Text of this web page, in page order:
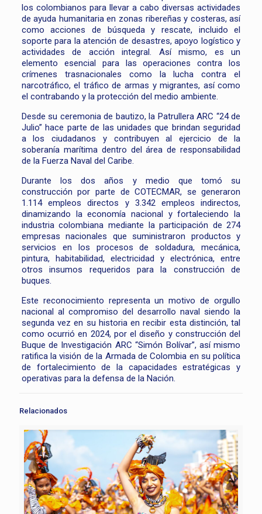
los colombianos para llevar a cabo diversas actividades
de ayuda humanitaria en zonas ribereñas y costeras, así
como acciones de búsqueda y rescate, incluido el
soporte para la atención de desastres, apoyo logístico y
actividades de acción integral. Así mismo, es un
elemento esencial para las operaciones contra los
crímenes trasnacionales como la lucha contra el
narcotráfico, el tráfico de armas y migrantes, así como
el contrabando y la protección del medio ambiente.
Desde su ceremonia de bautizo, la Patrullera ARC “24 de
Julio” hace parte de las unidades que brindan seguridad
a los ciudadanos y contribuyen al ejercicio de la
soberanía marítima dentro del área de responsabilidad
de la Fuerza Naval del Caribe.
Durante los dos años y medio que tomó su
construcción por parte de COTECMAR, se generaron
1.114 empleos directos y 3.342 empleos indirectos,
dinamizando la economía nacional y fortaleciendo la
industria colombiana mediante la participación de 274
empresas nacionales que suministraron productos y
servicios en los procesos de soldadura, mecánica,
pintura, habitabilidad, electricidad y electrónica, entre
otros insumos requeridos para la construcción de
buques.
Este reconocimiento representa un motivo de orgullo
nacional al compromiso del desarrollo naval siendo la
segunda vez en su historia en recibir esta distinción, tal
como ocurrió en 2024, por el diseño y construcción del
Buque de Investigación ARC “Simón Bolívar”, así mismo
ratifica la visión de la Armada de Colombia en su política
de fortalecimiento de la capacidades estratégicas y
operativas para la defensa de la Nación.
Relacionados